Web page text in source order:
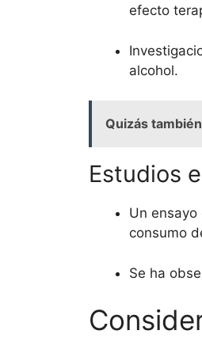
efecto
alcohol.
Quizás
Estudios
Un
consumo
Se ha